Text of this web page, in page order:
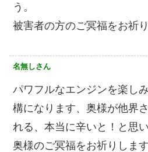
う。
被害者の方のご冥福をお祈り
名無しさん
パワフルなエンジンを楽し
構になります、奥様が他界
れる、本当に辛いと！と思
奥様のご冥福をお祈りします